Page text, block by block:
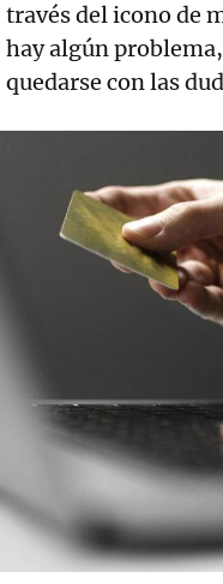
través del icono de
hay algún
quedarse con las